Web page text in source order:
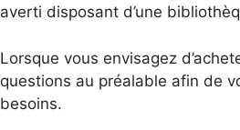
averti disposant d’une
Lorsque vous envisagez
questions au préalable afin de
besoins.